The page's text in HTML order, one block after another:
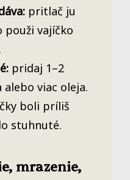
pritlač ju
použi vajíčko
pridaj 1–2
viac oleja.
boli príliš
stuhnuté.
mrazenie,